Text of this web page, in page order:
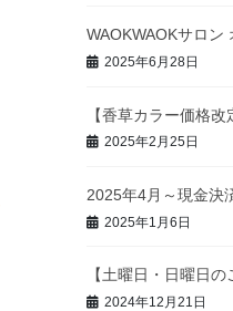
WAOKWAOKサロン
2025年6月28日
【香草カラー価格改
2025年2月25日
2025年4月～現金決
2025年1月6日
【土曜日・日曜日の
2024年12月21日